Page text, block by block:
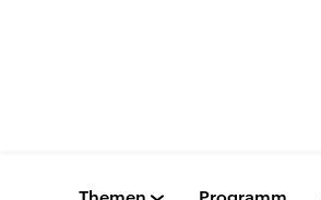
Themen Programm